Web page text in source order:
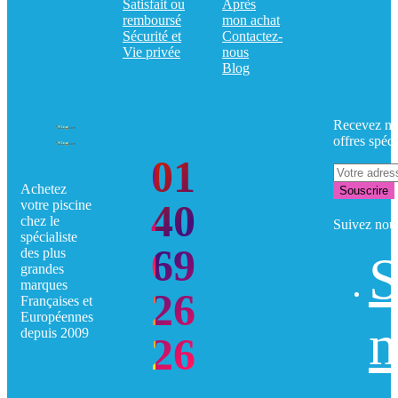
Satisfait ou
remboursé
Sécurité et
Vie privée
Après
mon achat
Contactez-
nous
Blog
Achetez
votre piscine
chez le
spécialiste
des plus
grandes
marques
Françaises et
Européennes
depuis 2009
01
40
69
26
26
Recevez
offres
Souscrire
Suivez